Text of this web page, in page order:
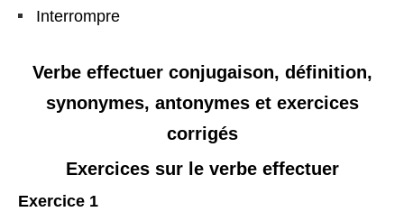
Interrompre
Verbe effectuer conjugaison, définition,
synonymes, antonymes et exercices
corrigés
Exercices sur le verbe effectuer
Exercice 1